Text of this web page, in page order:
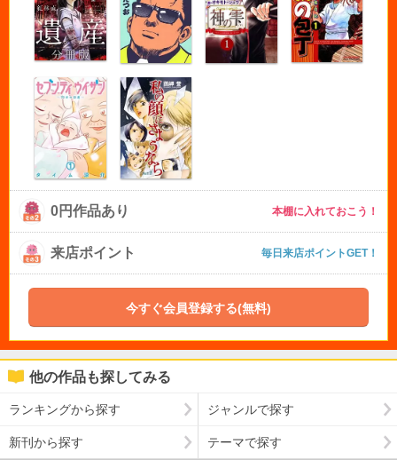
0円作品あり 本棚に入れておこう！
来店ポイント 毎日来店ポイントGET！
今すぐ会員登録する(無料)
他の作品も探してみる
ランキングから探す ジャンルで探す
新刊から探す テーマで探す